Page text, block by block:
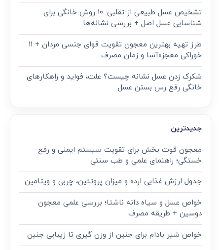
تشخیص عسل طبیعی از تقلبی: ۱۰ روش خانگی برای
شناسایی عسل اصل + بررسی نشانه‌ها
طرز تهیه بهترین معجون تقویت قوای جنسی مردان + ۱۱
خوراکی معجزه‌آسا و زمان مصرف
شکرک زدن عسل نشانه چیست؟ علت، فواید و راهکارهای
خانگی رفع رس بستن عسل
جدیدترین
معجون قوت‌ بخش برای تقویت سیستم ایمنی و رفع
خستگی؛ راهنمای علمی و طب سنتی
جدول ارزش غذایی ارده و میزان پروتئین، چربی و ویتامین
خواص عسل و سیاه دانه ناشتا؛ بررسی علمی معجون
دوسین + طریقه مصرف
خواص شیر بادام برای جنین از وزن گیری تا زیبایی جنین